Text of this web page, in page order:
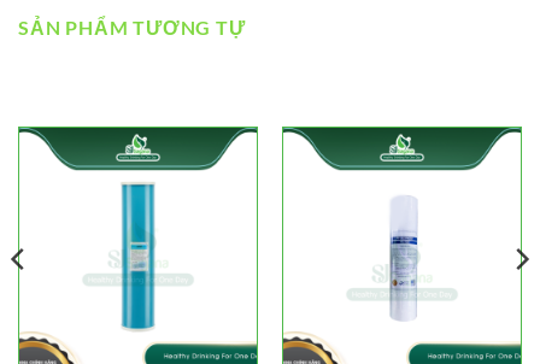
SẢN PHẨM TƯƠNG TỰ